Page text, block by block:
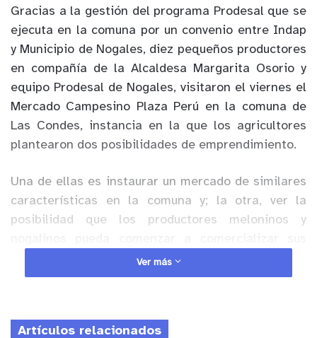
Gracias a la gestión del programa Prodesal que se
ejecuta en la comuna por un convenio entre Indap
y Municipio de Nogales, diez pequeños productores
en compañía de la Alcaldesa Margarita Osorio y
equipo Prodesal de Nogales, visitaron el viernes el
Mercado Campesino Plaza Perú en la comuna de
Las Condes, instancia en la que los agricultores
plantearon dos posibilidades de emprendimiento.
Una de ellas es instaurar un mercado de similares
características en la comuna y; la otra, ver la
posibilidad que los productores meloninos y
productos directamente en los mercados
campesinos ubicados en la zona oriente de
Ver más
Artículos relacionados